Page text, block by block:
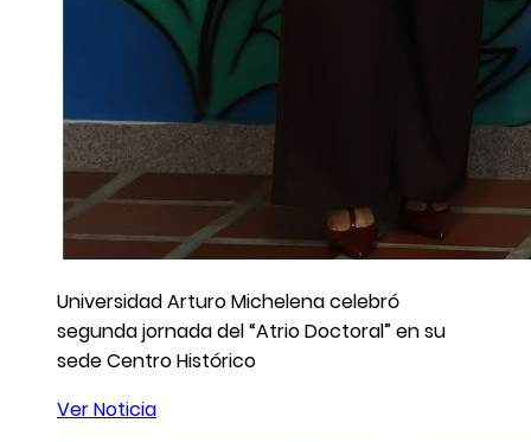
Universidad Arturo Michelena celebró
segunda jornada del “Atrio Doctoral” en su
sede Centro Histórico
Ver Noticia